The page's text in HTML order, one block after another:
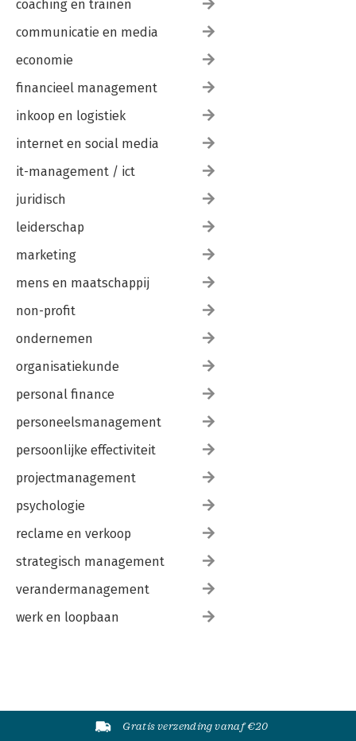
coaching en trainen
communicatie en media
economie
financieel management
inkoop en logistiek
internet en social media
it-management / ict
juridisch
leiderschap
marketing
mens en maatschappij
non-profit
ondernemen
organisatiekunde
personal finance
personeelsmanagement
persoonlijke effectiviteit
projectmanagement
psychologie
reclame en verkoop
strategisch management
verandermanagement
werk en loopbaan
Gratis verzending vanaf €20